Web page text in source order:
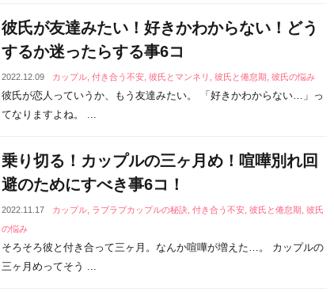
彼氏が友達みたい！好きかわからない！どう
するか迷ったらする事6コ
2022.12.09 カップル ,付き合う不安 ,彼氏とマンネリ ,彼氏と倦怠期 ,彼氏の悩み
彼氏が恋人っていうか、もう友達みたい。 「好きかわからない…」っ
てなりますよね。 ...
乗り切る！カップルの三ヶ月め！喧嘩別れ回
避のためにすべき事6コ！
2022.11.17 カップル ラブラブカップルの秘訣 ,付き合う不安 ,彼氏と倦怠期 ,彼氏
の悩み
そろそろ彼と付き合って三ヶ月。なんか喧嘩が増えた…。 カップルの
三ヶ月めってそう ...